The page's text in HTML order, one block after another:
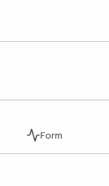
Form